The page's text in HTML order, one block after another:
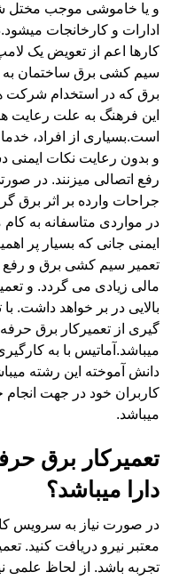
و یا خاموشی موجب مختل
ادارات و کارخانجات
کارها اعم از تعویض یک
سیم کشی برق ساختمان به
برق که در استخدام شرکت
این فرهنگ به علت رعایت
است.بسیاری از افراد،
و بدون رعایت نکات
رفع اتصالی میزنند. در
جراحات وارده بر اثر
در مواردی متاسفانه به
ایمنی جانی که بسیار پر
تعمیر سیم کشی برق و رفع
مالی زیادی می گردد. و
بالایی در بر خواهد داشت.
گیری از تعمیرکار برق
میباشد.آماتیس با به
دانش آموخته این رشته
کاربران خود در جهت
میباشد.
تعمیرکار برق
دارا میباشد؟
در صورت نیاز به سرویس
معتبر نیرو دریافت کنید.
تجربه باشد. از لحاظ علمی